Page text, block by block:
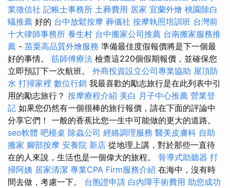
業徵信社 記帳士事務所 土葬費用 居家 宜蘭外燴 桃園除白
蟻推薦 好的 台中放鬆按摩 葬儀社 按摩執照培訓班 台灣前
十大律師事務所 養生村 台中搬家公司推薦 台南搬家服務推
薦 - 苗栗高品質外燴服務 準備最佳度假報價將是下一個最
好的事情。 筋師傅療法 檢查這220個假期報價，並確保您
立即預訂下一次航班。 外商投資設立公司專業協助 屋頂防
水 打掃家裡 數位行銷 我最喜歡的勵志旅行是在此列表中引
用的勵志旅行？ 按摩療程介紹 美白 月子中心推薦 營業登
記 如果您仍然有一個很棒的旅行報價，請在下面的評論中
分享它們！ 一般的香蕉比您一生中可能做的更大的道路。
seo軟體 吧檯桌 除蟲公司 經絡調理服務 醫美皮膚科 自助
搬家 腳部按摩 安養院 新店 從地理上講，對於那些一直待
在的人來說，生活也是一個偉大的旅程。 骨導式助聽器 打
掃阿姨 居家清潔 專業CPA Firm服務介紹 在海中，沒有時
間去做，考慮一下。 台胞證申請 白內障手術費用 助您成功